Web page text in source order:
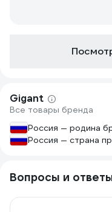
Gigant
Все товары бренда
Россия — родина
Россия — страна
Вопросы и